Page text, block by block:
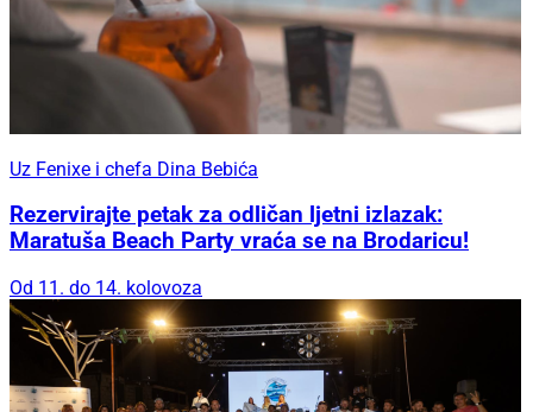
Uz Fenixe i chefa Dina Bebića
Rezervirajte petak za odličan ljetni izlazak:
Maratuša Beach Party vraća se na Brodaricu!
Od 11. do 14. kolovoza